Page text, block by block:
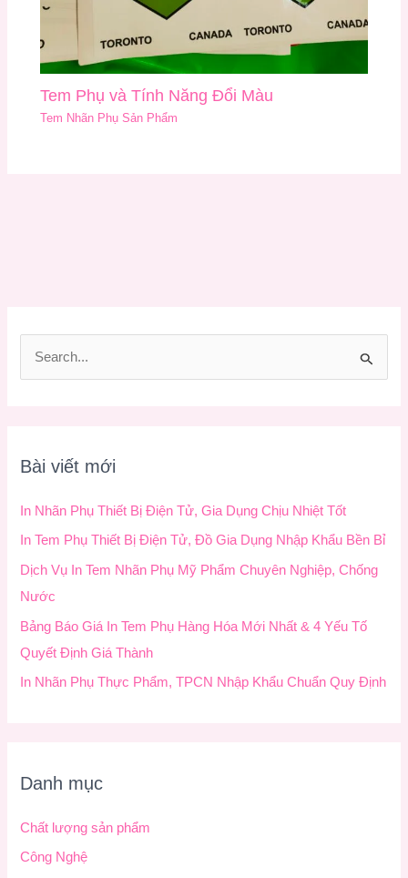
m
:
Bài viết mới
In Nhãn Phụ Thiết Bị Điện Tử, Gia Dụng Chịu Nhiệt Tốt
In Tem Phụ Thiết Bị Điện Tử, Đồ Gia Dụng Nhập Khẩu Bền Bỉ
Dịch Vụ In Tem Nhãn Phụ Mỹ Phẩm Chuyên Nghiệp, Chống
Nước
Bảng Báo Giá In Tem Phụ Hàng Hóa Mới Nhất & 4 Yếu Tố
Quyết Định Giá Thành
In Nhãn Phụ Thực Phẩm, TPCN Nhập Khẩu Chuẩn Quy Định
Danh mục
Chất lượng sản phẩm
Công Nghệ
Tem Phụ và Tính Năng Đổi Màu
Tem Nhãn Phụ Sản Phẩm